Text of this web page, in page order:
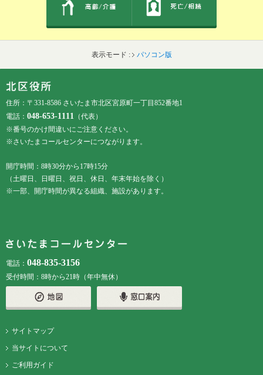
表示モード : パソコン版
住所：〒331-8586 さいたま市北区宮原町一丁目852番地1
電話： 048-653-1111 （代表）
※番号のかけ間違いにご注意ください。
※さいたまコールセンターにつながります。
開庁時間：8時30分から17時15分
（土曜日、日曜日、祝日、休日、年末年始を除く）
※一部、開庁時間が異なる組織、施設があります。
電話： 048-835-3156
受付時間：8時から21時（年中無休）
サイトマップ
当サイトについて
ご利用ガイド